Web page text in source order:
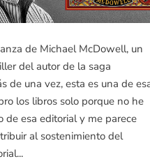
de Michael McDowell, un
del autor de la saga
de una vez, esta es una de
los libros solo porque no he
de esa editorial y me parece
al sostenimiento del